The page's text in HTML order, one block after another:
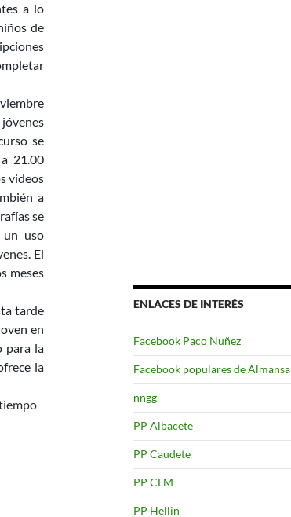
a lo
de
se
21.00
videos
a
se
un uso
El
meses
tarde
en
para la
la
ENLACES DE INTERÉS
Facebook Paco Nuñez
Facebook populares de Almansa
nngg
PP Albacete
PP Caudete
PP CLM
PP Hellin